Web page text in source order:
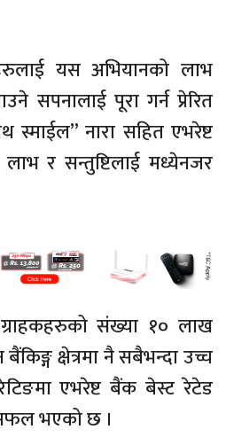
यस अभियानको लाभ
सपनालाई पूरा गर्न प्रेरित
स्माईल” नारा सहित एभरेष्ट
र सन्तुष्टिलाई मध्येनजर
संख्या १० लाख
क्षेत्रमा नै सबैभन्दा उच्च
एभरेष्ट बैंक बेस्ट रेटेड
भएको छ ।